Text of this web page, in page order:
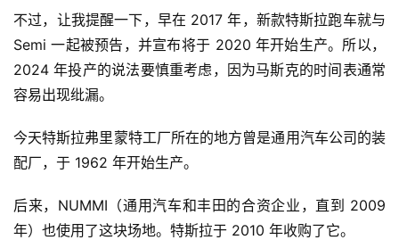
不过，让我提醒一下，早在 2017 年，新款特斯拉跑车就与
Semi 一起被预告，并宣布将于 2020 年开始生产。所以，
2024 年投产的说法要慎重考虑，因为马斯克的时间表通常
容易出现纰漏。
今天特斯拉弗里蒙特工厂所在的地方曾是通用汽车公司的装
配厂，于 1962 年开始生产。
后来，NUMMI（通用汽车和丰田的合资企业，直到 2009
年）也使用了这块场地。特斯拉于 2010 年收购了它。